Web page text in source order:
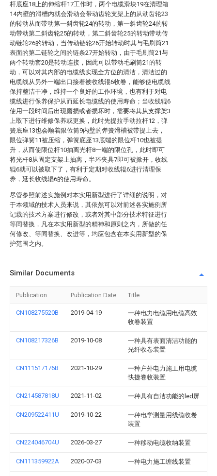
杆底座18上的伸缩杆17工作时，两个电缆滑块19在清理箱
14内壁的滑槽内就会滑动会带动齿轮支架上的从动齿轮23
的转动从而带动第一斜齿轮24的转动，第一斜齿轮24的转
动带动第二斜齿轮25的转动，第二斜齿轮25的转动带动传
动链轮26的转动，当传动链轮26开始转动时其与毛刷筒21
表面的第二链轮之间的链条27开始转动，由于毛刷筒21与
两个转动套20是转动连接，因此可以带动毛刷筒21的转
动，可以对其内部的电缆线实现全方位的清洁，清洁过的
电缆线从另外一端出口接着被收线辊6收卷，能够使电缆线
保持整洁干净，维持一个良好的工作环境，也有利于对电
缆线进行保养保护从而延长电缆线的使用寿命；当收线辊6
使用一段时间后出现磨损或者损坏时，需要将其从支撑架3
上取下进行维修保养或更换，此时先提拉手动拉杆12，弹
簧底座13也会顺着限位筒9内壁的弹簧滑槽被带提上去，
限位弹簧11被压缩，弹簧底座13底端的限位杆10也被提
升，从而使限位杆10抽离光杆8一端的限位孔，此时即可
将光杆8从固定支架上抽离，半环夹具7即可被掀开，收线
辊6就可以被取下了，有利于定期对收线辊6进行清理保
养，延长收线辊6的使用寿命。
尽管参照前述实施例对本实用新型进行了详细的说明，对
于本领域的技术人员来说，其依然可以对前述各实施例所
记载的技术方案进行修改，或者对其中部分技术特征进行
等同替换，凡在本实用新型的精神和原则之内，所做的任
何修改、等同替换、改进等，均应包含在本实用新型的保
护范围之内。
Similar Documents
Publication Publication Date Title
CN108275520B 2019-04-19
一种电力电缆用电缆高效
收卷装置
CN108217326B 2019-10-08
一种具有表面清洁功能的
光纤收卷装置
CN111517176B 2021-10-29
一种户外电力施工用电缆
快捷卷收装置
CN214587818U 2021-11-02 一种具有自洁功能的led屏
CN209522411U 2019-10-22
一种电学测量用线缆收卷
装置
CN224046704U 2026-03-27 一种移动电缆收纳装置
CN111359922A 2020-07-03 一种电力施工缠线装置